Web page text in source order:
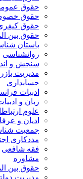
حقوق
حقوق
حقوق
حقوق بین
باستان
روانشناسی
سنجش و
مدیریت
حسابداری
ادبیات
زبان و
علوم
ادیان و
جمعیت
مددکاری
فقه شافعی
مشاوره
حقوق بین
مدیریت